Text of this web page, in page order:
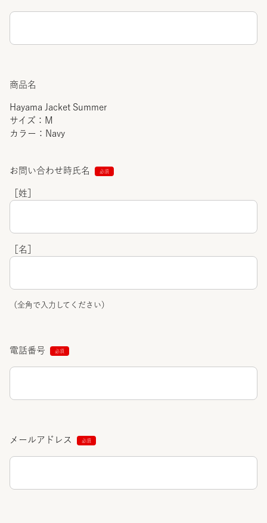
商品名
Hayama Jacket Summer
サイズ：M
カラー：Navy
お問い合わせ時氏名
［姓］
［名］
（全角で入力してください）
電話番号
メールアドレス